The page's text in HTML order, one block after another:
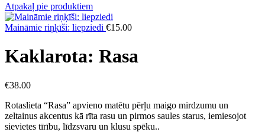
Atpakaļ pie produktiem
Maināmie riņķīši: liepziedi €15.00
Kaklarota: Rasa
€38.00
Rotaslieta “Rasa” apvieno matētu pērļu maigo mirdzumu un
zeltainus akcentus kā rīta rasu un pirmos saules starus, iemiesojot
sievietes tīrību, līdzsvaru un klusu spēku..